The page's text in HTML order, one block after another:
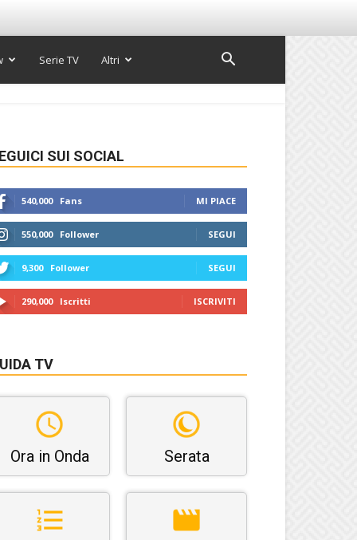
Serie TV Altri
SUI SOCIAL
540,000 Fans MI PIACE
550,000 Follower SEGUI
9,300 Follower SEGUI
290,000 Iscritti ISCRIVITI
TV
Ora in Onda Serata